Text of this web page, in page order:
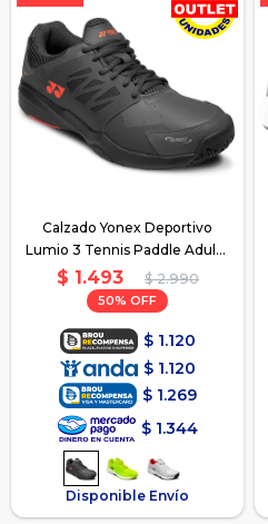
Calzado Yonex Deportivo
Lumio 3 Tennis Paddle Adulto
- Gris
$ 1.493 $ 2.990
50
$ 1.120
$ 1.120
$ 1.269
$ 1.344
Disponible Envío